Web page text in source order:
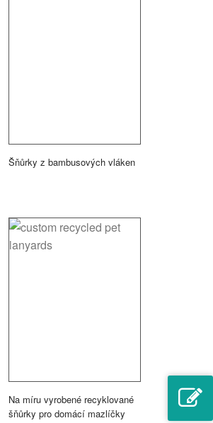
Šňůrky z bambusových vláken
Na míru vyrobené recyklované
šňůrky pro domácí mazlíčky